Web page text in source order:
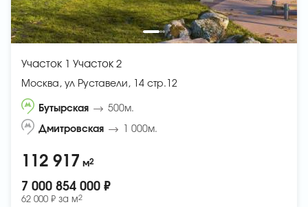
Участок 1 Участок 2
Москва, ул Руставели, 14 стр.12
Бутырская 500м.
Дмитровская 1 000м.
112 917 м2
7 000 854 000 ₽
62 000 ₽ за м2